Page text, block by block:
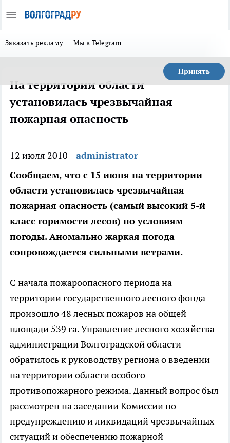
Заказать рекламу Мы в Telegram
Принять
На территории области
установилась чрезвычайная
пожарная опасность
12 июля 2010
administrator
Сообщаем, что с 15 июня на территории
области установилась чрезвычайная
пожарная опасность (самый высокий 5-й
класс горимости лесов) по условиям
погоды. Аномально жаркая погода
сопровождается сильными ветрами.
С начала пожароопасного периода на
территории государственного лесного фонда
произошло 48 лесных пожаров на общей
площади 539 га. Управление лесного хозяйства
администрации Волгоградской области
обратилось к руководству региона о введении
на территории области особого
противопожарного режима. Данный вопрос был
рассмотрен на заседании Комиссии по
предупреждению и ликвидаций чрезвычайных
ситуаций и обеспечению пожарной